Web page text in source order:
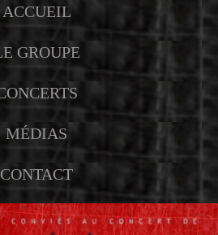
ACCUEIL
GROUPE
MÉDIAS
CONTACT